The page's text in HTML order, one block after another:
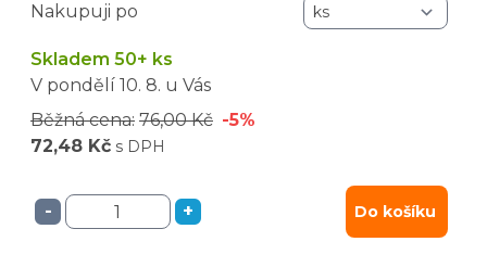
Nakupuji po
Skladem 50+ ks
V pondělí 10. 8. u Vás
Běžná cena: 76,00 Kč -5%
72,48 Kč s DPH
- + Do košíku